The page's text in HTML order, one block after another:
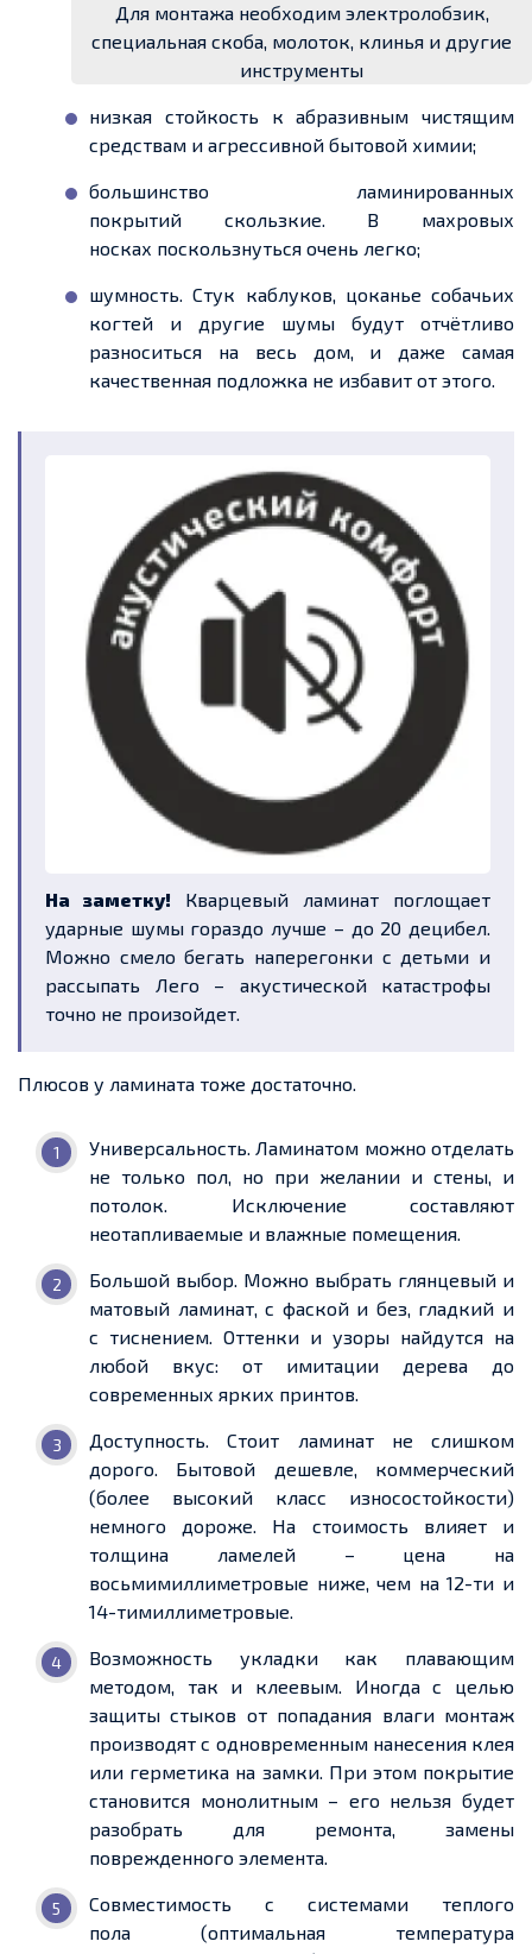
Для монтажа необходим электролобзик,
специальная скоба, молоток, клинья и другие
инструменты
низкая стойкость к абразивным чистящим
средствам и агрессивной бытовой химии;
большинство ламинированных
покрытий скользкие. В махровых
носках поскользнуться очень легко;
шумность.Стук каблуков, цоканье собачьих
когтей и другие шумы будут отчётливо
разноситься на весь дом, и даже самая
качественная подложка не избавит от этого.
На заметку! Кварцевый ламинат поглощает
ударные шумы гораздо лучше – до 20 децибел.
Можно смело бегать наперегонки с детьми и
рассыпать Лего – акустической катастрофы
точно не произойдет.
Плюсов у ламината тоже достаточно.
Универсальность.Ламинатом можно отделать
не только пол, но при желании и стены, и
потолок. Исключение составляют
неотапливаемые и влажные помещения.
Большой выбор. Можно выбрать глянцевый и
матовый ламинат, с фаской и без, гладкий и
с тиснением. Оттенки и узоры найдутся на
любой вкус: от имитации дерева до
современных ярких принтов.
Доступность.Стоит ламинат не слишком
дорого. Бытовой дешевле, коммерческий
(более высокий класс износостойкости)
немного дороже. На стоимость влияет и
толщина ламелей –
цена на
восьмимиллиметровые ниже, чем на 12-ти и
14-тимиллиметровые.
Возможность укладки как плавающим
методом, так и клеевым. Иногда с целью
защиты стыков от попадания влаги монтаж
производят с одновременным нанесения клея
или герметика на замки. При этом покрытие
становится монолитным – его нельзя будет
разобрать для ремонта, замены
поврежденного элемента.
Совместимость с системами теплого
пола (оптимальная температура